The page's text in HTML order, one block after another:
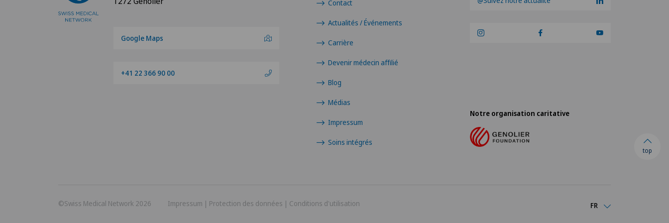
Environnement
Contact
Actualités / Événements
Carrière
Devenir médecin affilié
Blog
Médias
Impressum
Soins intégrés
Google Maps
+41 22 366 90 00
Notre organisation caritative
top
©Swiss Medical Network 2026 Impressum | Protection des données | Conditions d'utilisation FR